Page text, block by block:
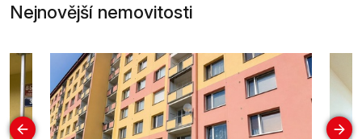
Nejnovější nemovitosti